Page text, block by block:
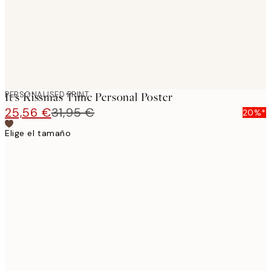
PERSONALISED PRINT
It's Kissmas Time Personal Poster
25,56 €31,95 €
20%*
Elige el tamaño